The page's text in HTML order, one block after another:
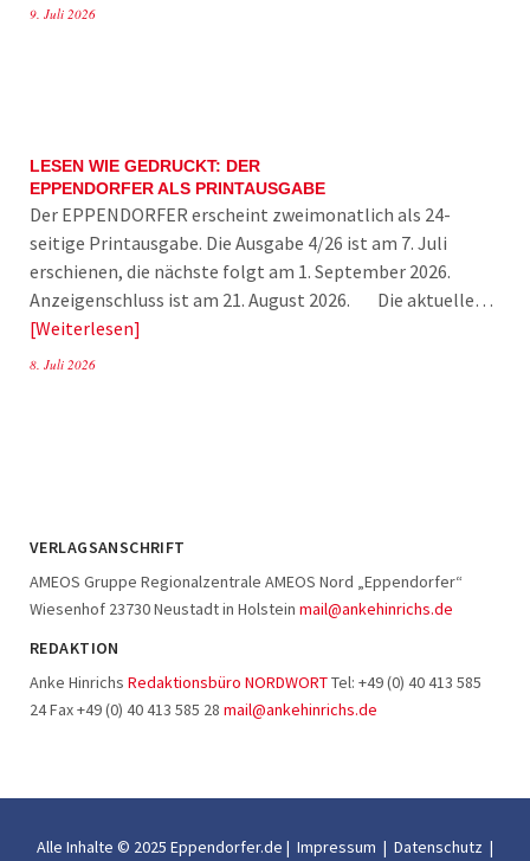
9. Juli 2026
LESEN WIE GEDRUCKT: DER
EPPENDORFER ALS PRINTAUSGABE
Der EPPENDORFER erscheint zweimonatlich als 24-
seitige Printausgabe. Die Ausgabe 4/26 ist am 7. Juli
erschienen, die nächste folgt am 1. September 2026.
Anzeigenschluss ist am 21. August 2026. Die aktuelle…
Weiterlesen
8. Juli 2026
VERLAGSANSCHRIFT
AMEOS Gruppe Regionalzentrale AMEOS Nord „Eppendorfer“
Wiesenhof 23730 Neustadt in Holstein mail@ankehinrichs.de
REDAKTION
Anke Hinrichs Redaktionsbüro NORDWORTTel: +49 (0) 40 413 585
24 Fax +49 (0) 40 413 585 28 mail@ankehinrichs.de
Alle Inhalte © 2025 Eppendorfer.de | Impressum | Datenschutz |